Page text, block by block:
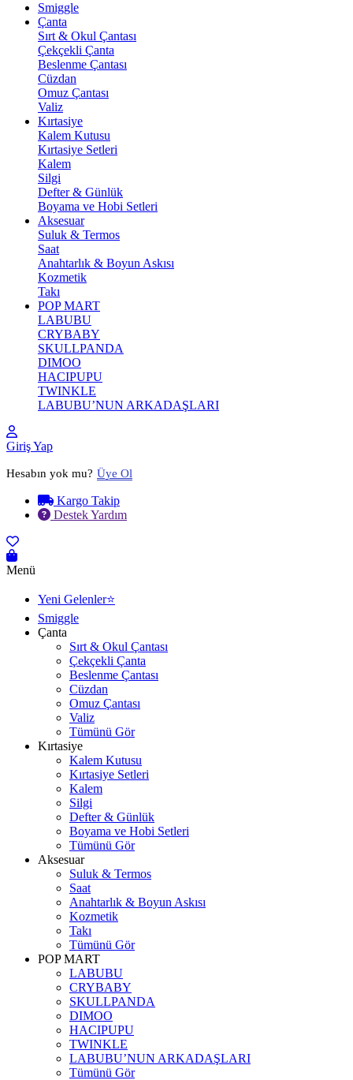
Smiggle
Çanta
Sırt & Okul Çantası
Çekçekli Çanta
Beslenme Çantası
Cüzdan
Omuz Çantası
Valiz
Kırtasiye
Kalem Kutusu
Kırtasiye Setleri
Kalem
Silgi
Defter & Günlük
Boyama ve Hobi Setleri
Aksesuar
Suluk & Termos
Saat
Anahtarlık & Boyun Askısı
Kozmetik
Takı
POP MART
LABUBU
CRYBABY
SKULLPANDA
DIMOO
HACIPUPU
TWINKLE
LABUBU’NUN ARKADAŞLARI
Giriş Yap
Hesabın yok mu? Üye Ol
Kargo Takip
Destek Yardım
Menü
Yeni Gelenler⭐
Smiggle
Çanta
Sırt & Okul Çantası
Çekçekli Çanta
Beslenme Çantası
Cüzdan
Omuz Çantası
Valiz
Tümünü Gör
Kırtasiye
Kalem Kutusu
Kırtasiye Setleri
Kalem
Silgi
Defter & Günlük
Boyama ve Hobi Setleri
Tümünü Gör
Aksesuar
Suluk & Termos
Saat
Anahtarlık & Boyun Askısı
Kozmetik
Takı
Tümünü Gör
POP MART
LABUBU
CRYBABY
SKULLPANDA
DIMOO
HACIPUPU
TWINKLE
LABUBU’NUN ARKADAŞLARI
Tümünü Gör